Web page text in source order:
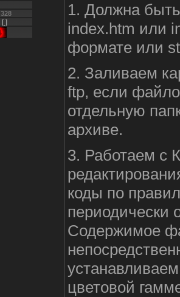
328
[ ]
1. Должна
index.htm или
формате или
2. Заливаем
ftp, если
отдельную
архиве.
3. Работаем с
коды по
периодически
Содержимое
цветовой